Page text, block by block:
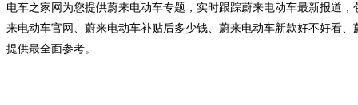
电车之家网为您提供蔚来电动车专题，实时跟踪蔚来电动车最新报道
来电动车官网、蔚来电动车补贴后多少钱、蔚来电动车新款好不好看
提供最全面参考。